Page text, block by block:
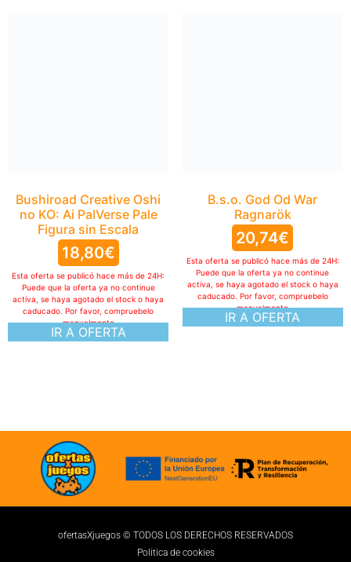
Bushiroad Creative Oshi
no KO: Ai PalVerse Pale
Figura sin Escala
18,80€
IR A OFERTA
Esta oferta se publicó hace más de 24H:
Puede que la oferta ya no continue
activa, se haya agotado el stock o haya
caducado. Por favor, compruebelo
manualmente
ofertasXjuegos © TODOS LOS DERECHOS RESERVADOS
Politica de cookies